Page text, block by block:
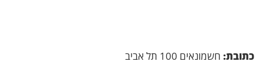
כתובת: חשמונאים 100 תל אביב